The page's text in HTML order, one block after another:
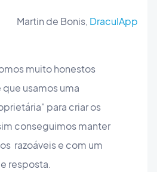
Martin de Bonis, DraculApp
muito honestos
usamos uma
para criar os
conseguimos manter
razoáveis e com um
resposta.